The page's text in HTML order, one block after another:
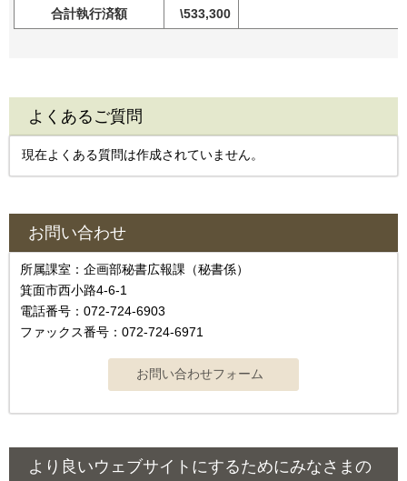
合計執行済額 \533,300
よくあるご質問
現在よくある質問は作成されていません。
お問い合わせ
所属課室：企画部秘書広報課（秘書係）
箕面市西小路4‐6‐1
電話番号：072-724-6903
ファックス番号：072-724-6971
より良いウェブサイトにするためにみなさまの